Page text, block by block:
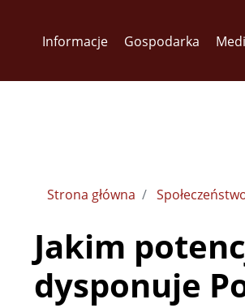
Informacje Gospodarka
Strona główna
Jakim
dysponuje